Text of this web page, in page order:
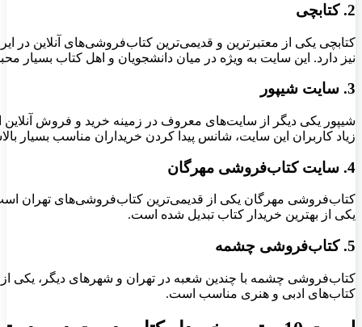
2. کتابچی
کتابچی یکی از معتبرترین و قدیمی‌ترین کتاب‌فروشی‌های آنلاین
نیز دارد. این سایت به ویژه در میان دانشجویان و اهل کتاب بسیار
3. سایت شیپور
شیپور یکی دیگر از سایت‌های معروف در زمینه خرید و فروش آنلاین
زیاد کاربران این سایت، شانس پیدا کردن خریداران مناسب بسیار
4. سایت کتاب‌فروشی مهرگان
کتاب‌فروشی مهرگان یکی از قدیمی‌ترین کتاب‌فروشی‌های تهران
یکی از بهترین خریدار کتاب تبدیل شده است.
5. کتاب‌فروشی چشمه
کتاب‌فروشی چشمه با چندین شعبه در تهران و شهرهای دیگر، یکی
کتاب‌های ادبی و هنری مناسب است.